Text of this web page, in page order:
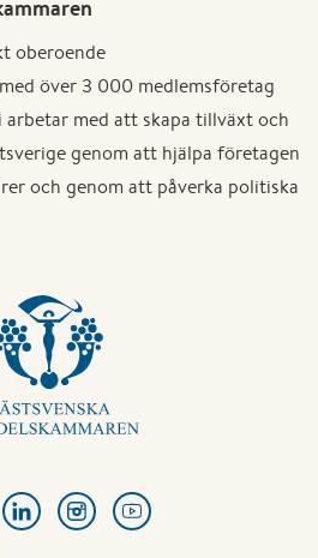
oberoende
över 3 000 medlemsföretag
arbetar med att skapa tillväxt och
genom att hjälpa företagen
och genom att påverka politiska